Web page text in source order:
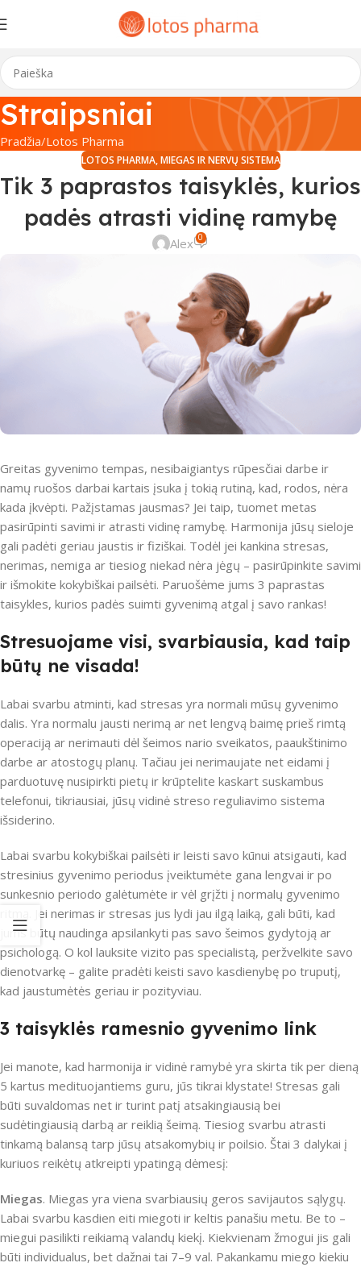
Straipsniai
Pradžia Lotos Pharma
LOTOS PHARMA,MIEGAS IR NERVŲ SISTEMA
Tik 3 paprastos taisyklės, kurios
padės atrasti vidinę ramybę
Alex 0
Greitas gyvenimo tempas, nesibaigiantys rūpesčiai darbe ir
namų ruošos darbai kartais įsuka į tokią rutiną, kad, rodos, nėra
kada įkvėpti. Pažįstamas jausmas? Jei taip, tuomet metas
pasirūpinti savimi ir atrasti vidinę ramybę. Harmonija jūsų sieloje
gali padėti geriau jaustis ir fiziškai. Todėl jei kankina stresas,
nerimas, nemiga ar tiesiog niekad nėra jėgų – pasirūpinkite savimi
ir išmokite kokybiškai pailsėti. Paruošėme jums 3 paprastas
taisykles, kurios padės suimti gyvenimą atgal į savo rankas!
Stresuojame visi, svarbiausia, kad taip
būtų ne visada!
Labai svarbu atminti, kad stresas yra normali mūsų gyvenimo
dalis. Yra normalu jausti nerimą ar net lengvą baimę prieš rimtą
operaciją ar nerimauti dėl šeimos nario sveikatos, paaukštinimo
darbe ar atostogų planų. Tačiau jei nerimaujate net eidami į
parduotuvę nusipirkti pietų ir krūptelite kaskart suskambus
telefonui, tikriausiai, jūsų vidinė streso reguliavimo sistema
išsiderino.
Labai svarbu kokybiškai pailsėti ir leisti savo kūnui atsigauti, kad
stresinius gyvenimo periodus įveiktumėte gana lengvai ir po
sunkesnio periodo galėtumėte ir vėl grįžti į normalų gyvenimo
ritmą. Jei nerimas ir stresas jus lydi jau ilgą laiką, gali būti, kad
jums būtų naudinga apsilankyti pas savo šeimos gydytoją ar
psichologą. O kol lauksite vizito pas specialistą, peržvelkite savo
dienotvarkę – galite pradėti keisti savo kasdienybę po truputį,
kad jaustumėtės geriau ir pozityviau.
3 taisyklės ramesnio gyvenimo link
Jei manote, kad harmonija ir vidinė ramybė yra skirta tik per dieną
5 kartus medituojantiems guru, jūs tikrai klystate! Stresas gali
būti suvaldomas net ir turint patį atsakingiausią bei
sudėtingiausią darbą ar reiklią šeimą. Tiesiog svarbu atrasti
tinkamą balansą tarp jūsų atsakomybių ir poilsio. Štai 3 dalykai į
kuriuos reikėtų atkreipti ypatingą dėmesį:
Miegas. Miegas yra viena svarbiausių geros savijautos sąlygų.
Labai svarbu kasdien eiti miegoti ir keltis panašiu metu. Be to –
miegui pasilikti reikiamą valandų kiekį. Kiekvienam žmogui jis gali
būti individualus, bet dažnai tai 7–9 val. Pakankamu miego kiekiu